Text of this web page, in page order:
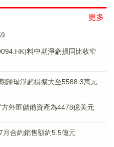
更多
料中期淨虧損同比收窄
歸母淨虧損擴大至5588.3萬元
外匯儲備資產為4478億美元
合約銷售額約5.5億元